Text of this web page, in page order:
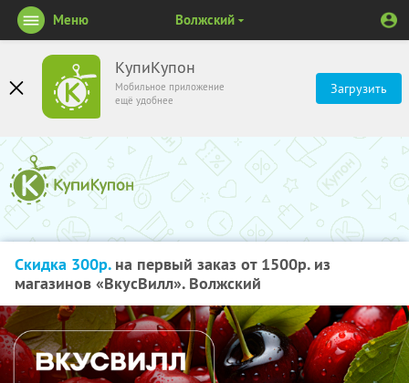
КупиКупон
Мобильное приложение
ещё удобнее
Загрузить
Меню Волжский
Скидка 300р.на первый заказ от 1500р. из
магазинов «ВкусВилл». Волжский